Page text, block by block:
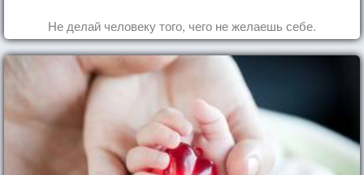
Не делай человеку того, чего не желаешь себе.